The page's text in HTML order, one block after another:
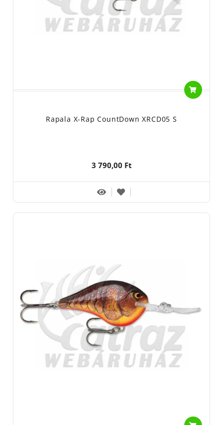
Rapala X-Rap CountDown XRCD05 S
3 790,00 Ft